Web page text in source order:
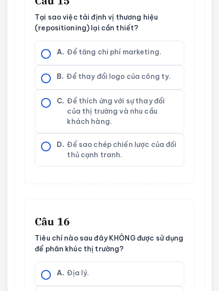
Tại sao việc tái định vị thương hiệu
(repositioning) lại cần thiết?
A. Để tăng chi phí marketing.
B. Để thay đổi logo của công ty.
C. Để thích ứng với sự thay đổi
của thị trường và nhu cầu
khách hàng.
D. Để sao chép chiến lược của đối
thủ cạnh tranh.
Câu 16
Tiêu chí nào sau đây KHÔNG được sử dụng
để phân khúc thị trường?
A. Địa lý.